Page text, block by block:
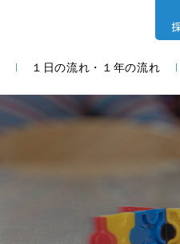
１日の流れ・１年の流れ